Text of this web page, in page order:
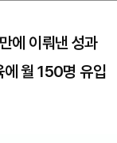
에 이뤄낸 성과
에 월 150명 유입